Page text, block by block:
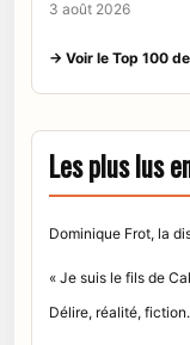
3 août 2026
→ Voir le Top 100
Les plus lus
Dominique Frot, la
« Je suis le fils de
Délire, réalité,